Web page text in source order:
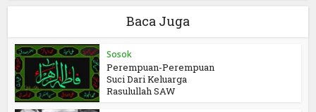
Baca Juga
Sosok
Perempuan-Perempuan
Suci Dari Keluarga
Rasulullah SAW